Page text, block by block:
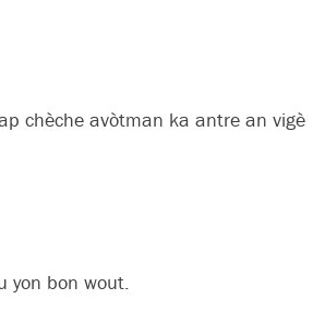
chèche avòtman ka antre an vigè
yon bon wout.